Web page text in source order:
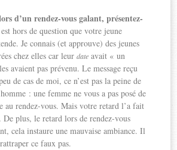
d’un rendez-vous galant, présentez-
hors de question que votre jeune
Je connais (et approuve) des jeunes
chez elles car leurdate avait « un
avaient pas prévenu. Le message reçu
de cas de moi, ce n’est pas la peine de
: une femme ne vous a pas posé de
au rendez-vous. Mais votre retard l’a fait
De plus, le retard lors de rendez-vous
cela instaure une mauvaise ambiance. Il
ce faux pas.